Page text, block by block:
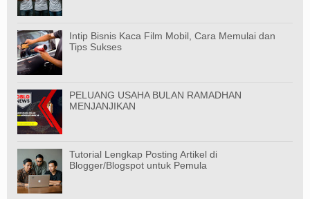
Intip Bisnis Kaca Film Mobil, Cara Memulai dan
Tips Sukses
PELUANG USAHA BULAN RAMADHAN
MENJANJIKAN
Tutorial Lengkap Posting Artikel di
Blogger/Blogspot untuk Pemula